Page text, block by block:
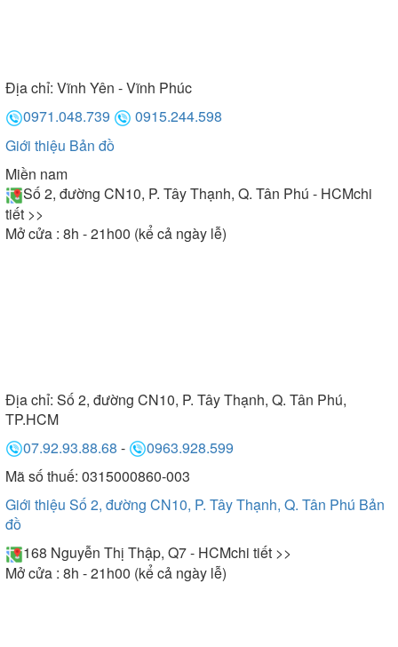
Địa chỉ: Vĩnh Yên - Vĩnh Phúc
0971.048.739
0915.244.598
Giới thiệu Bản đồ
Miền nam
Số 2, đường CN10, P. Tây Thạnh, Q. Tân Phú - HCMchi
tiết >>
Mở cửa : 8h - 21h00 (kể cả ngày lễ)
Địa chỉ: Số 2, đường CN10, P. Tây Thạnh, Q. Tân Phú,
TP.HCM
07.92.93.88.68 -
0963.928.599
Mã số thuế: 0315000860-003
Giới thiệu Số 2, đường CN10, P. Tây Thạnh, Q. Tân Phú Bản
đồ
168 Nguyễn Thị Thập, Q7 - HCMchi tiết >>
Mở cửa : 8h - 21h00 (kể cả ngày lễ)